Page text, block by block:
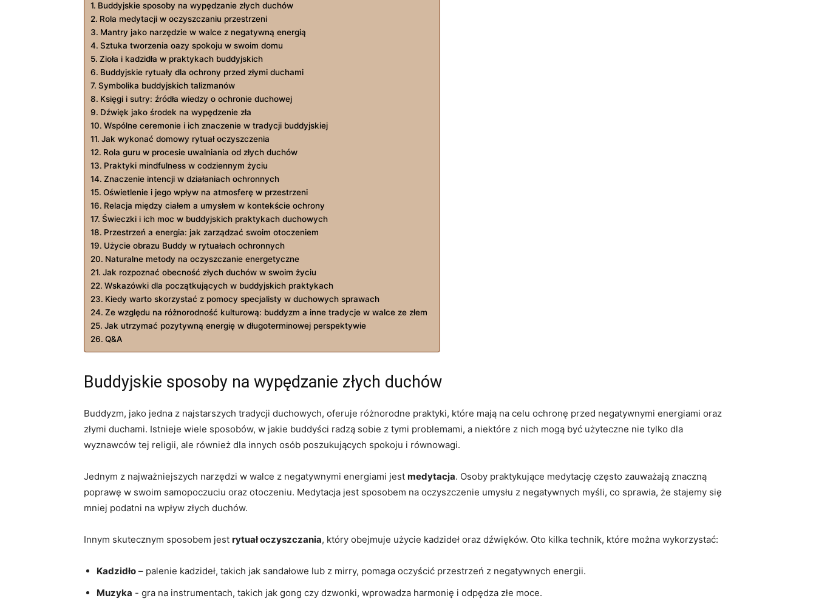
Buddyjskie sposoby na wypędzanie złych duchów
Rola medytacji w oczyszczaniu przestrzeni
Mantry jako narzędzie w ⁢walce⁣ z negatywną energią
Sztuka tworzenia oazy spokoju w swoim‌ domu
Zioła i kadzidła w praktykach buddyjskich
Buddyjskie rytuały ​dla ochrony ⁢przed złymi duchami
Symbolika buddyjskich talizmanów
Księgi i sutry:⁤ źródła wiedzy o ochronie duchowej
Dźwięk ⁤jako środek na wypędzenie zła
Wspólne ceremonie i ich znaczenie w‌ tradycji buddyjskiej
Jak ⁤wykonać domowy rytuał oczyszczenia
Rola guru w procesie uwalniania ⁤od złych duchów
Praktyki mindfulness w codziennym życiu
Znaczenie intencji w działaniach ochronnych
Oświetlenie‍ i jego wpływ na⁢ atmosferę w przestrzeni
Relacja między⁤ ciałem a⁤ umysłem⁣ w​ kontekście ochrony
Świeczki ⁣i ich moc w buddyjskich praktykach duchowych
Przestrzeń ​a energia: jak ​zarządzać⁣ swoim otoczeniem
Użycie obrazu ⁢Buddy‍ w rytuałach ‌ochronnych
Naturalne metody‍ na‌ oczyszczanie energetyczne
Jak rozpoznać​ obecność ⁤złych duchów w swoim życiu
Wskazówki dla początkujących w⁢ buddyjskich praktykach
Kiedy warto skorzystać​ z pomocy​ specjalisty w duchowych sprawach
Ze względu na różnorodność kulturową: buddyzm a inne ⁣tradycje w walce ze złem
Jak utrzymać pozytywną energię ⁣w długoterminowej⁤ perspektywie
Q&A
Buddyjskie sposoby na wypędzanie złych duchów
Buddyzm, jako jedna z najstarszych tradycji duchowych, oferuje różnorodne praktyki, które mają na celu ochronę przed ‍negatywnymi ​energiami oraz​
złymi ⁣duchami. Istnieje wiele‌ sposobów, w jakie buddyści radzą sobie z ‌tymi problemami, a niektóre⁤ z nich mogą być użyteczne nie tylko dla
wyznawców tej religii, ale również dla ‌innych​ osób poszukujących ⁣spokoju ⁣i ‍równowagi.
Jednym z ‍najważniejszych narzędzi w⁤ walce z negatywnymi energiami jest medytacja. Osoby​ praktykujące medytację‌ często zauważają znaczną​
poprawę⁣ w swoim samopoczuciu oraz otoczeniu. Medytacja jest sposobem na oczyszczenie umysłu z negatywnych myśli, co sprawia, że stajemy⁤ się
mniej podatni na wpływ złych​ duchów.
Innym skutecznym⁢ sposobem jest​ rytuał oczyszczania, który obejmuje użycie kadzideł oraz dźwięków. Oto kilka technik, które⁣ można ‌wykorzystać:
Kadzidło – palenie kadzideł, takich jak⁤ sandałowe⁤ lub⁣ z mirry, pomaga oczyścić przestrzeń z negatywnych energii.
Muzyka -⁣ gra na instrumentach, takich jak‌ gong czy dzwonki, wprowadza ‍harmonię⁢ i odpędza złe moce.